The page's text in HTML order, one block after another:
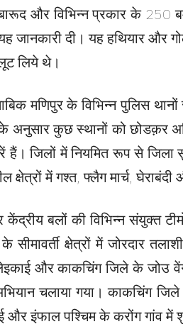
और विभिन्न प्रकार के 250
जानकारी दी। यह हथियार और
लिये थे।
मणिपुर के विभिन्न पुलिस
कुछ स्थानों को छोडक़र
जिलों में नियमित रूप से जिला
क्षेत्रों में गश्त, फ्लैग मार्च,
बलों की विभिन्न संयुक्त
सीमावर्ती क्षेत्रों में जोरदार
और काकचिंग जिले के जोउ
चलाया गया। काकचिंग
इंफाल पश्चिम के करोंग गांव में